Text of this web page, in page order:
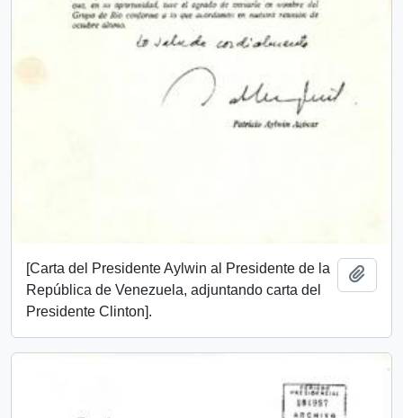
[Carta del Presidente Aylwin al Presidente de la
República de Venezuela, adjuntando carta del
Presidente Clinton].